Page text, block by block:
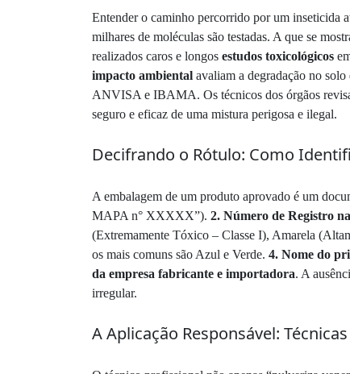
Entender o caminho percorrido por um inseticida
milhares de moléculas são testadas. A que se
realizados caros e longos estudos toxicológicos
impacto ambiental avaliam a degradação no
ANVISA e IBAMA. Os técnicos dos órgãos
seguro e eficaz de uma mistura perigosa e ilegal.
Decifrando o Rótulo: Como
A embalagem de um produto aprovado é um
MAPA n° XXXXX”). 2. Número de Registro
(Extremamente Tóxico – Classe I), Amarela
os mais comuns são Azul e Verde. 4. Nome do
da empresa fabricante e importadora. A
irregular.
A Aplicação Responsável: